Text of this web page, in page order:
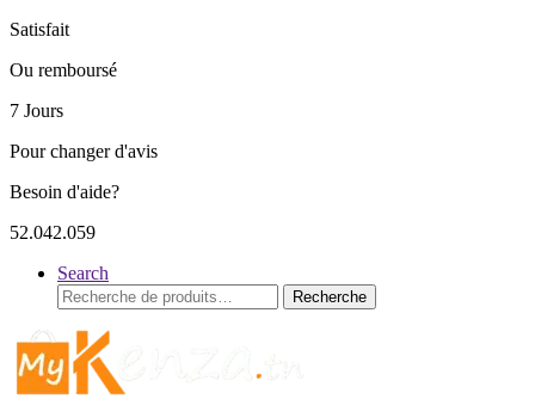
Satisfait
Ou remboursé
7 Jours
Pour changer d'avis
Besoin d'aide?
52.042.059
Search
Recherche
pour :
Recherche